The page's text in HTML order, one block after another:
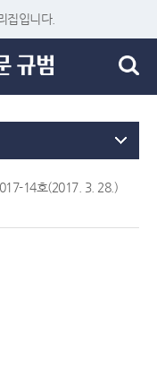
집입니다.
14호(2017. 3. 28.)